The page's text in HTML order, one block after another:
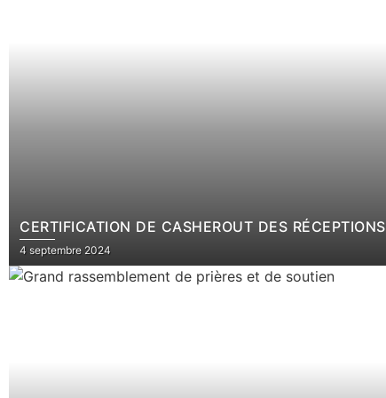
CERTIFICATION DE CASHEROUT DES RÉCEPTIONS
4 septembre 2024